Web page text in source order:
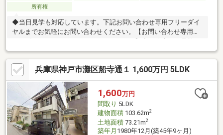
所有権
◆当日見学も対応しています。下記お問い合わせ専用フリーダイ
ヤルまでお気軽にお問い合わせください。【お問い合わせ専用フ
際は、ご自宅まで車での送迎も行っております。【東宝ハウス江
坂の家さがし】（1）お客様一人ひとりに専属FPを一生涯無料で
サポートする支援制度（2）未来カレンダーによる無理のない返済
シミュレーション（詳しくはお問合せください）（3）当社提携銀
行のご紹介／最低水準の金利+手厚い団信保険付き住宅ローン
（4）物件ごとの災害レポート配布（5）火災保険、引越費用の割
引サポート（団体割引等）
兵庫県神戸市灘区船寺通１ 1,600万円 5LDK
1,600万円
間取り 5LDK
建物面積103.62m2
土地面積73.21m2
築年月 1980年12月(築45年9ヶ月)